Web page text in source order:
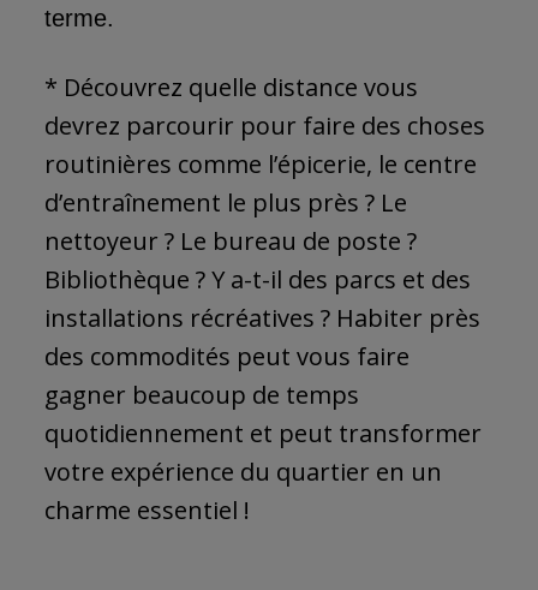
terme.
* Découvrez quelle distance vous
devrez parcourir pour faire des choses
routinières comme l’épicerie, le centre
d’entraînement le plus près ? Le
nettoyeur ? Le bureau de poste ?
Bibliothèque ? Y a-t-il des parcs et des
installations récréatives ? Habiter près
des commodités peut vous faire
gagner beaucoup de temps
quotidiennement et peut transformer
votre expérience du quartier en un
charme essentiel !